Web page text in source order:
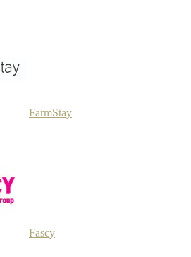
FarmStay
Fascy